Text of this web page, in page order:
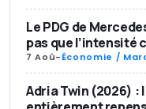
Le PDG de
pas que
7 Aoû-Économie /
Adria Twin (2026) :